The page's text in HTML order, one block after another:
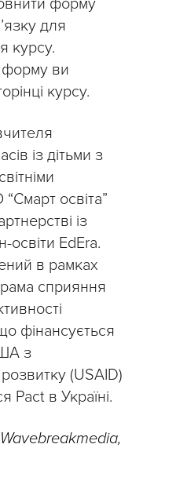
форму
для
курсу.
ви
курсу.
із дітьми з
освіта”
із
освіти EdEra.
в рамках
сприяння
фінансується
з
(USAID)
Pact в Україні.